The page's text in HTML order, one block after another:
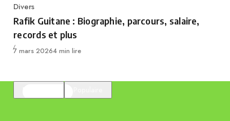
Category
Divers
Rafik Guitane : Biographie, parcours, salaire,
records et plus
Publié
7 mars 20264 min lire